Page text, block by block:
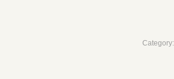
Category: